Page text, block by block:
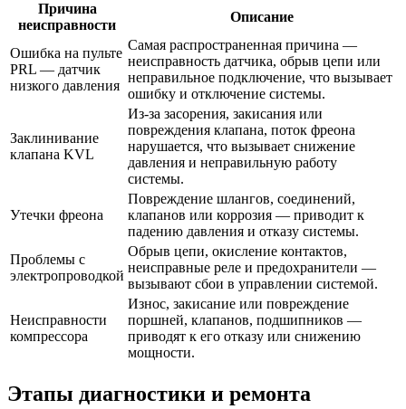
Причина
неисправности
Описание
Ошибка на пульте
PRL — датчик
низкого давления
Самая распространенная причина —
неисправность датчика, обрыв цепи или
неправильное подключение, что вызывает
ошибку и отключение системы.
Заклинивание
клапана KVL
Из-за засорения, закисания или
повреждения клапана, поток фреона
нарушается, что вызывает снижение
давления и неправильную работу
системы.
Утечки фреона
Повреждение шлангов, соединений,
клапанов или коррозия — приводит к
падению давления и отказу системы.
Проблемы с
электропроводкой
Обрыв цепи, окисление контактов,
неисправные реле и предохранители —
вызывают сбои в управлении системой.
Неисправности
компрессора
Износ, закисание или повреждение
поршней, клапанов, подшипников —
приводят к его отказу или снижению
мощности.
Этапы диагностики и ремонта